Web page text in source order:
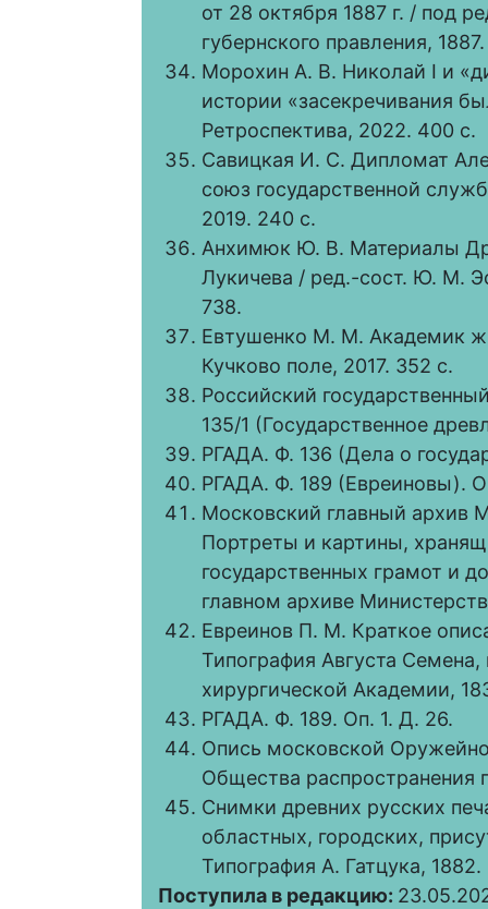
от 28 октября 1887 г. / под
губернского правления,
Морохин А. В. Николай I и
истории «засекречивания
Ретроспектива, 2022. 400 с.
Савицкая И. С. Дипломат
союз государственной
2019. 240 с.
Анхимюк Ю. В. Материалы
Лукичева / ред.-сост. Ю. М.
738.
Евтушенко М. М. Академик
Кучково поле, 2017. 352 с.
Российский
135/1 (Государственное
РГАДА. Ф. 136 (Дела о
РГАДА. Ф. 189 (Евреиновы).
Московский главный архив
Портреты и картины,
государственных грамот и
главном архиве
Евреинов П. М. Краткое
Типография Августа
хирургической Академии,
РГАДА. Ф. 189. Оп. 1. Д. 26.
Опись московской
Общества распространения
Снимки древних русских
областных, городских,
Типография А. Гатцука,
Поступила в редакцию: